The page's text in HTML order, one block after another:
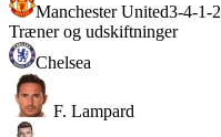
Manchester United3-4-1-2
Træner og udskiftninger
Chelsea
F. Lampard